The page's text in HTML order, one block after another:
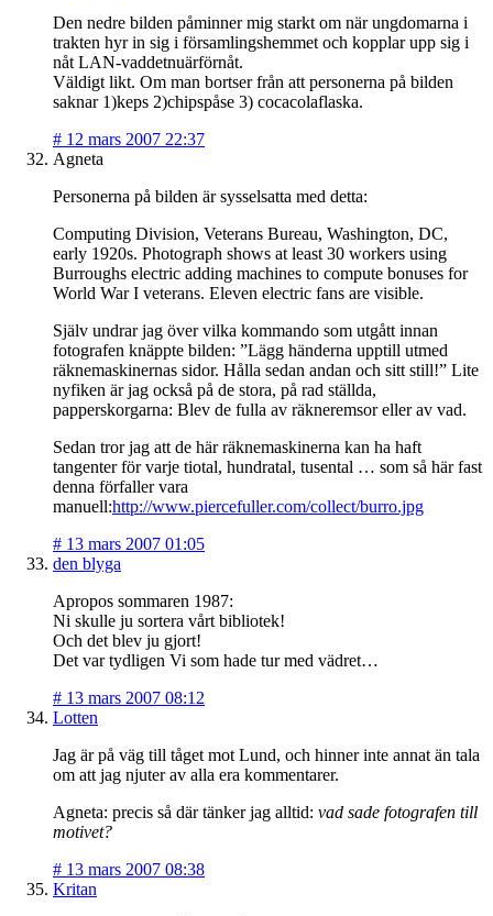
Den nedre bilden påminner mig starkt om när ungdomarna i
trakten hyr in sig i församlingshemmet och kopplar upp sig i
nåt LAN-vaddetnuärförnåt.
Väldigt likt. Om man bortser från att personerna på bilden
saknar 1)keps 2)chipspåse 3) cocacolaflaska.
# 12 mars 2007 22:37
Agneta
Personerna på bilden är sysselsatta med detta:
Computing Division, Veterans Bureau, Washington, DC,
early 1920s. Photograph shows at least 30 workers using
Burroughs electric adding machines to compute bonuses for
World War I veterans. Eleven electric fans are visible.
Själv undrar jag över vilka kommando som utgått innan
fotografen knäppte bilden: ”Lägg händerna upptill utmed
räknemaskinernas sidor. Hålla sedan andan och sitt still!” Lite
nyfiken är jag också på de stora, på rad ställda,
papperskorgarna: Blev de fulla av räkneremsor eller av vad.
Sedan tror jag att de här räknemaskinerna kan ha haft
tangenter för varje tiotal, hundratal, tusental … som så här fast
denna förfaller vara
manuell:http://www.piercefuller.com/collect/burro.jpg
# 13 mars 2007 01:05
den blyga
Apropos sommaren 1987:
Ni skulle ju sortera vårt bibliotek!
Och det blev ju gjort!
Det var tydligen Vi som hade tur med vädret…
# 13 mars 2007 08:12
Lotten
Jag är på väg till tåget mot Lund, och hinner inte annat än tala
om att jag njuter av alla era kommentarer.
Agneta: precis så där tänker jag alltid: vad sade fotografen till
motivet?
# 13 mars 2007 08:38
Kritan